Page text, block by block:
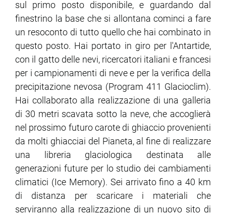
sul primo posto disponibile, e guardando dal
finestrino la base che si allontana cominci a fare
un resoconto di tutto quello che hai combinato in
questo posto. Hai portato in giro per l'Antartide,
con il gatto delle nevi, ricercatori italiani e francesi
per i campionamenti di neve e per la verifica della
precipitazione nevosa (Program 411 Glacioclim).
Hai collaborato alla realizzazione di una galleria
di 30 metri scavata sotto la neve, che accoglierà
nel prossimo futuro carote di ghiaccio provenienti
da molti ghiacciai del Pianeta, al fine di realizzare
una libreria glaciologica destinata alle
generazioni future per lo studio dei cambiamenti
climatici (Ice Memory). Sei arrivato fino a 40 km
di distanza per scaricare i materiali che
serviranno alla realizzazione di un nuovo sito di